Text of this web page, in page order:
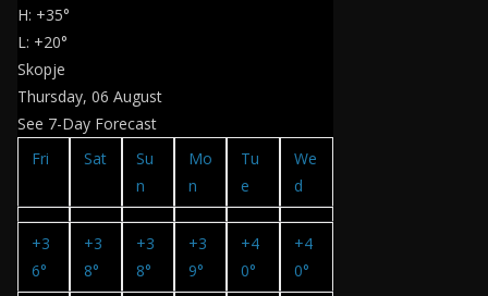
H: +35°
L: +20°
Skopje
Thursday, 06 August
See 7-Day Forecast
Fri
Sat
Su
n
Mo
n
Tu
e
We
d
+3
6°
+3
8°
+3
8°
+3
9°
+4
0°
+4
0°